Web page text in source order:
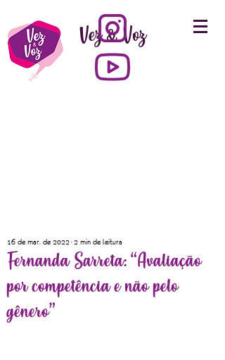
Vez & Voz
Fernanda Sarreta: “Avaliação
por competência e não pelo
gênero”
16 de mar. de 2022 2 min de leitura